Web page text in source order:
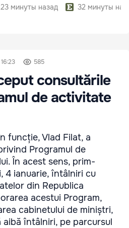
23 минуты назад
32 минуты
585
consultările
de activitate
funcție, Vlad Filat, a
Programul de
În acest sens, prim-
4 ianuarie, întâlniri cu
din Republica
acestui Program,
cabinetului de miniștri,
aibă întâlniri, pe parcursul